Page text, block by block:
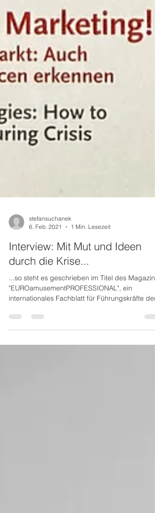
stefansuchanek
6. Feb. 2021
1 Min. Lesezeit
durch die Krise...
...so steht es geschrieben im Titel des Magazins
"EUROamusementPROFESSIONAL", ein